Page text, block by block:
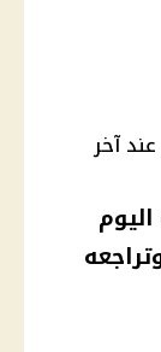
آخر
وتراجعه